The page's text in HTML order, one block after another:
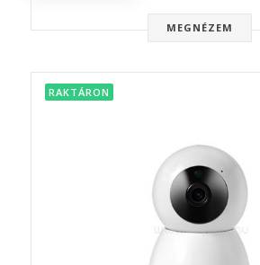
MEGNÉZEM
RAKTÁRON